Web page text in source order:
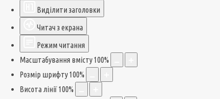
Виділити заголовки
Читач з екрана
Режим читання
Масштабування вмісту 100%
Розмір шрифту 100%
Висота лінії 100%